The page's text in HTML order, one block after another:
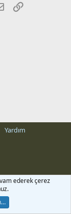
E-posta
Yardım
ederek çerez